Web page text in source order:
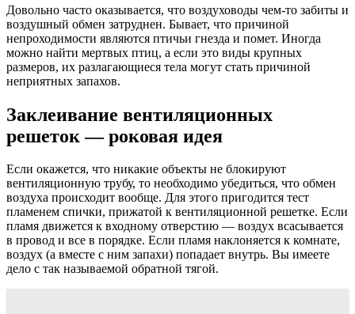
Довольно часто оказывается, что воздуховоды чем-то забиты и
воздушный обмен затруднен. Бывает, что причиной
непроходимости являются птичьи гнезда и помет. Иногда
можно найти мертвых птиц, а если это виды крупных
размеров, их разлагающиеся тела могут стать причиной
неприятных запахов.
Заклеивание вентиляционных
решеток — роковая идея
Если окажется, что никакие объекты не блокируют
вентиляционную трубу, то необходимо убедиться, что обмен
воздуха происходит вообще. Для этого пригодится тест
пламенем спички, прижатой к вентиляционной решетке. Если
пламя движется к входному отверстию — воздух всасывается
в провод и все в порядке. Если пламя наклоняется к комнате,
воздух (а вместе с ним запахи) попадает внутрь. Вы имеете
дело с так называемой обратной тягой.